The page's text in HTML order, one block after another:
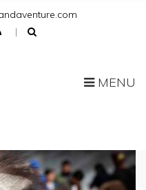
MENU